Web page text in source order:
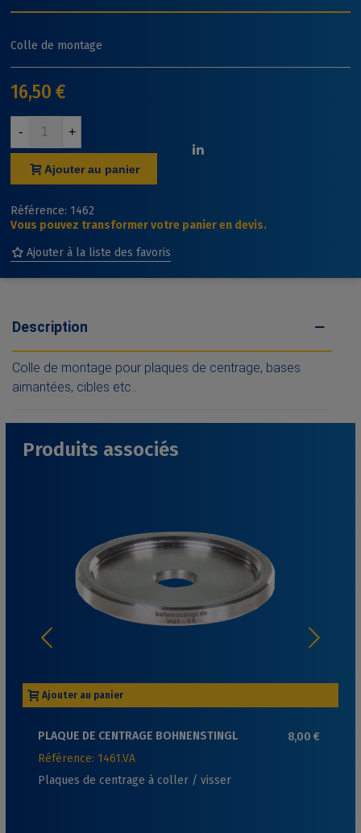
Colle de montage
16,50 €
- +
Ajouter au panier
Référence: 1462
Vous pouvez transformer votre panier en devis.
Ajouter à la liste des favoris
Description
Colle de montage pour plaques de centrage, bases
aimantées, cibles etc..
Produits associés
Ajouter au panier
PLAQUE DE CENTRAGE BOHNENSTINGL 8,00 €
Référence: 1461.VA
Plaques de centrage à coller / visser